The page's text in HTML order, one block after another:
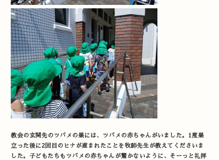
教会の玄関先のツバメの巣には、ツバメの赤ちゃんがいました。1度巣
立った後に2回目のヒナが産まれたことを牧師先生が教えてくださいま
した。子どもたちもツバメの赤ちゃんが驚かないように、そーっと礼拝